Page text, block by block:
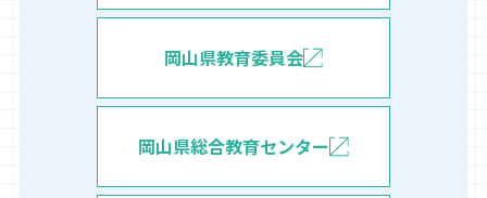
岡山県教育委員会
岡山県総合教育センター